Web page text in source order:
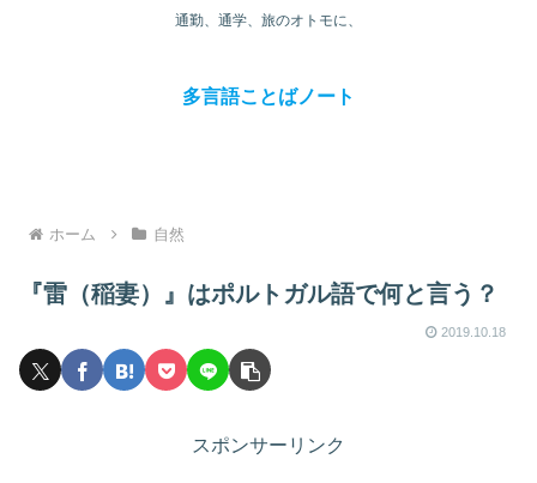
通勤、通学、旅のオトモに、
多言語ことばノート
ホーム 自然
『雷（稲妻）』はポルトガル語で何と言う？
2019.10.18
スポンサーリンク